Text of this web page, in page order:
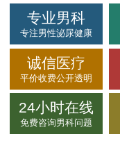
专业男科
专注男性泌尿健康
诚信医疗
平价收费公开透明
24小时在线
免费咨询男科问题